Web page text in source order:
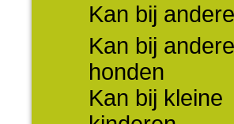
Kan bij
Kan bij andere
honden
Kan bij kleine